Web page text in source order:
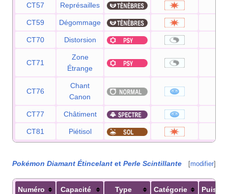
CT57 Représailles
CT59 Dégommage
CT70 Distorsion
CT71
Zone
Étrange
CT76
Chant
Canon
CT77 Châtiment
CT81 Piétisol
Pokémon Diamant Étincelant et Perle Scintillante [modifier]
Numéro Capacité Type Catégorie